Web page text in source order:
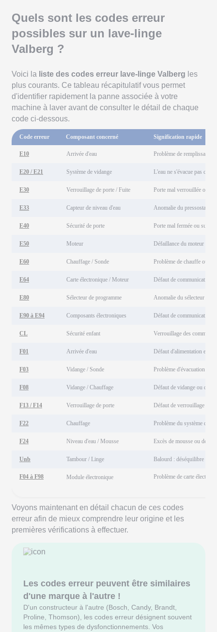
Quels sont les codes erreur
possibles sur un lave-linge
Valberg ?
Voici la liste des codes erreur lave-linge Valberg les
plus courants. Ce tableau récapitulatif vous permet
d'identifier rapidement la panne associée à votre
machine à laver avant de consulter le détail de chaque
code ci-dessous.
Code erreur Composant concerné Signification rapide
E10 Arrivée d'eau Problème de remplissage
E20 / E21 Système de vidange L'eau ne s'évacue pas
E30 Verrouillage de porte / Fuite Porte mal verrouillée ou
E33 Capteur de niveau d'eau Anomalie du pressostat
E40 Sécurité de porte Porte mal fermée ou
E50 Moteur Défaillance du moteur ou
E60 Chauffage / Sonde Problème de chauffe ou
E64 Carte électronique / Moteur Défaut de communication
E80 Sélecteur de programme Anomalie du sélecteur ou
E90 à E94 Composants électroniques Défaut de communication
CL Sécurité enfant Verrouillage des
F01 Arrivée d'eau Défaut d'alimentation en
F03 Vidange / Sonde Problème d'évacuation ou
F08 Vidange / Chauffage Défaut de vidange ou de
F13 / F14 Verrouillage de porte Défaut de verrouillage de
F22 Chauffage Problème du système de
F24 Niveau d'eau / Mousse Excès de mousse ou
Unb Tambour / Linge Balourd : déséquilibre du
F04 à F98 Module électronique Problème de carte
Voyons maintenant en détail chacun de ces codes
erreur afin de mieux comprendre leur origine et les
premières vérifications à effectuer.
Les codes erreur peuvent être similaires
d'une marque à l'autre !
D'un constructeur à l'autre (Bosch, Candy, Brandt,
Proline, Thomson), les codes erreur désignent souvent
les mêmes types de dysfonctionnements. Vos